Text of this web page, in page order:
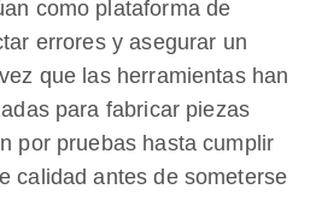
como plataforma de
errores y asegurar un
que las herramientas han
para fabricar piezas
por pruebas hasta cumplir
calidad antes de someterse